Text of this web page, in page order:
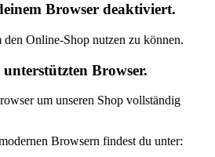
Browser deaktiviert.
Online-Shop nutzen zu können.
Browser.
um unseren Shop vollständig
Browsern findest du unter: